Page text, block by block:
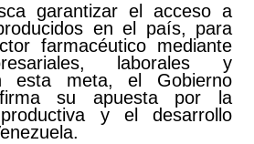
garantizar el acceso a
en el país, para
farmacéutico mediante
laborales y
esta meta, el Gobierno
su apuesta por la
y el desarrollo